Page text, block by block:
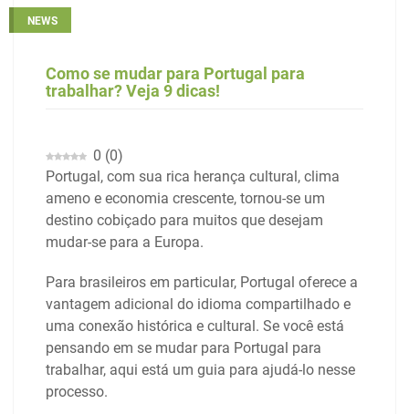
NEWS
Como se mudar para Portugal para
trabalhar? Veja 9 dicas!
0 (0)
Portugal, com sua rica herança cultural, clima
ameno e economia crescente, tornou-se um
destino cobiçado para muitos que desejam
mudar-se para a Europa.
Para brasileiros em particular, Portugal oferece a
vantagem adicional do idioma compartilhado e
uma conexão histórica e cultural. Se você está
pensando em se mudar para Portugal para
trabalhar, aqui está um guia para ajudá-lo nesse
processo.